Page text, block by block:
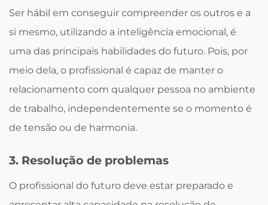
Ser hábil em conseguir compreender os outros e a
si mesmo, utilizando a inteligência emocional, é
uma das principais habilidades do futuro. Pois, por
meio dela, o profissional é capaz de manter o
relacionamento com qualquer pessoa no ambiente
de trabalho, independentemente se o momento é
de tensão ou de harmonia.
3. Resolução de problemas
O profissional do futuro deve estar preparado e